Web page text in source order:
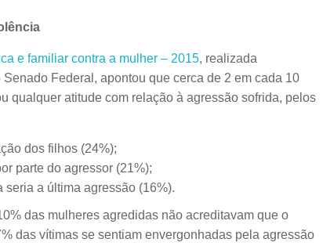
e familiar contra a mulher – 2015, realizada
Senado Federal, apontou que cerca de 2 em cada 10
qualquer atitude com relação à agressão sofrida, pelos
dos filhos (24%);
parte do agressor (21%);
seria a última agressão (16%).
das mulheres agredidas não acreditavam que o
das vítimas se sentiam envergonhadas pela agressão